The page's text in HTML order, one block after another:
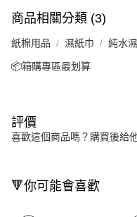
商品相關分類 (3)
紙棉用品 濕紙巾 純水
📦箱購專區最划算
評價
喜歡這個商品嗎？購買後給
🔻你可能會喜歡